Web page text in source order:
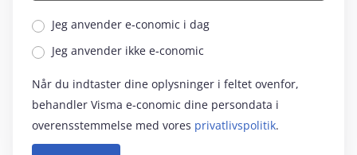
Jeg anvender e‑conomic i dag
Jeg anvender ikke e‑conomic
Når du indtaster dine oplysninger i feltet ovenfor,
behandler Visma e‑conomic dine persondata i
overensstemmelse med vores privatlivspolitik.